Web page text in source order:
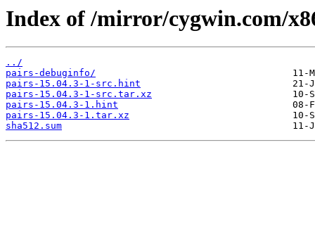
Index of /mirror/cygwin.com/
../
pairs-debuginfo/
pairs-15.04.3-1-src.hint
pairs-15.04.3-1-src.tar.xz
pairs-15.04.3-1.hint
pairs-15.04.3-1.tar.xz
sha512.sum